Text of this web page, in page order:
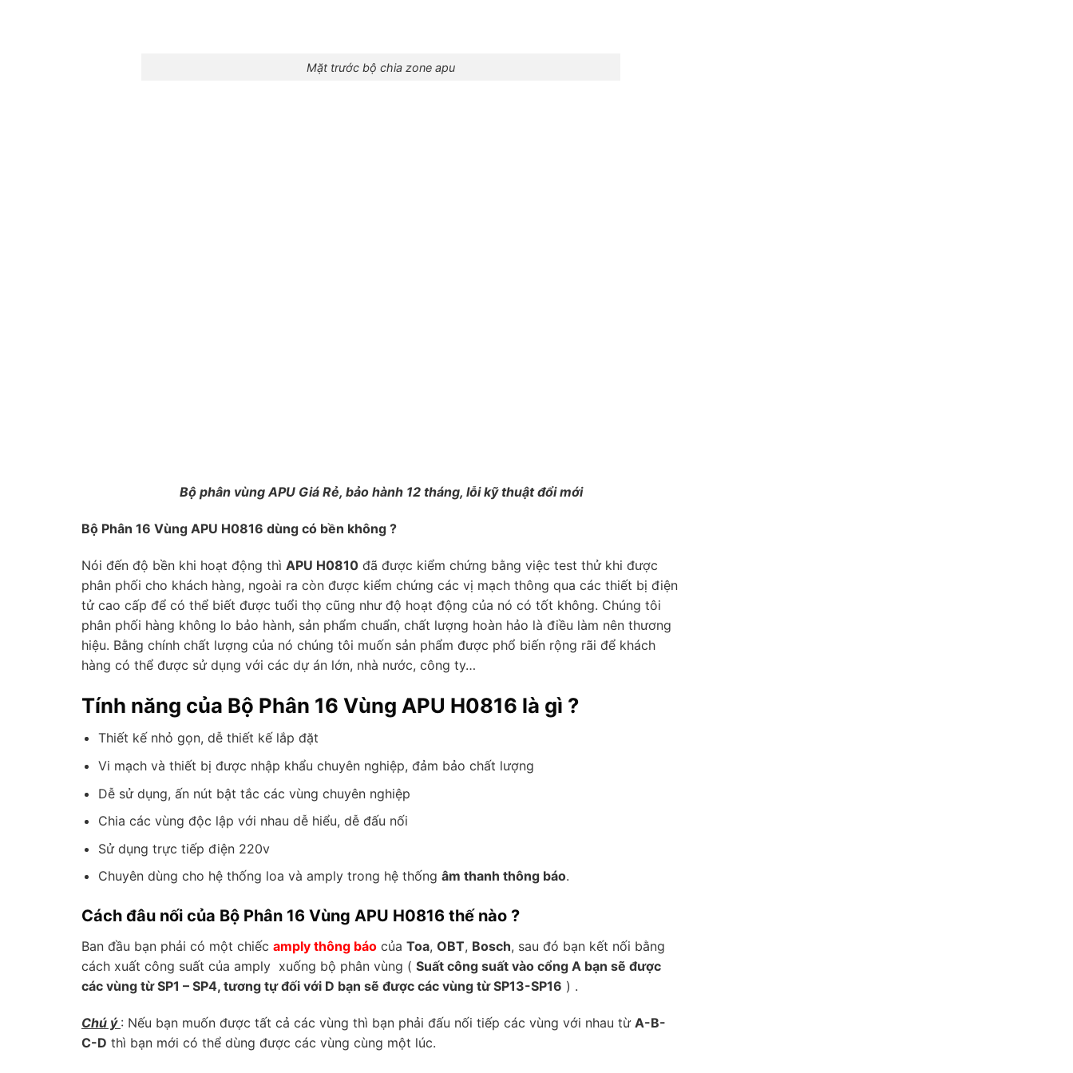
Mặt trước bộ chia zone apu
Bộ phân vùng APU Giá Rẻ, bảo hành 12 tháng, lỗi kỹ thuật đổi mới
Bộ Phân 16 Vùng APU H0816 dùng có bền không ?
Nói đến độ bền khi hoạt động thì APU H0810 đã được kiểm chứng bằng việc test thử khi được
phân phối cho khách hàng, ngoài ra còn được kiểm chứng các vị mạch thông qua các thiết bị điện
tử cao cấp để có thể biết được tuổi thọ cũng như độ hoạt động của nó có tốt không. Chúng tôi
phân phối hàng không lo bảo hành, sản phẩm chuẩn, chất lượng hoàn hảo là điều làm nên thương
hiệu. Bằng chính chất lượng của nó chúng tôi muốn sản phẩm được phổ biến rộng rãi để khách
hàng có thể được sử dụng với các dự án lớn, nhà nước, công ty…
Tính năng của Bộ Phân 16 Vùng APU H0816 là gì ?
Thiết kế nhỏ gọn, dễ thiết kế lắp đặt
Vi mạch và thiết bị được nhập khẩu chuyên nghiệp, đảm bảo chất lượng
Dễ sử dụng, ấn nút bật tắc các vùng chuyên nghiệp
Chia các vùng độc lập với nhau dễ hiểu, dễ đấu nối
Sử dụng trực tiếp điện 220v
Chuyên dùng cho hệ thống loa và amply trong hệ thống âm thanh thông báo.
Cách đâu nối của Bộ Phân 16 Vùng APU H0816 thế nào ?
Ban đầu bạn phải có một chiếc amply thông báo của Toa, OBT, Bosch, sau đó bạn kết nối bằng
cách xuất công suất của amply xuống bộ phân vùng ( Suất công suất vào cổng A bạn sẽ được
các vùng từ SP1 – SP4, tương tự đối với D bạn sẽ được các vùng từ SP13-SP16 ) .
Chú ý : Nếu bạn muốn được tất cả các vùng thì bạn phải đấu nối tiếp các vùng với nhau từ A-B-
C-D thì bạn mới có thể dùng được các vùng cùng một lúc.